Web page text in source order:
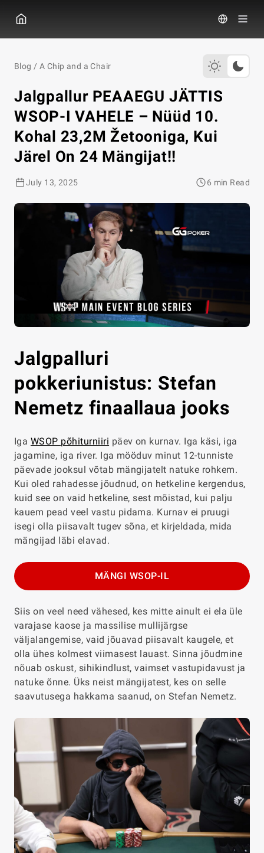
Blog / A Chip and a Chair
Jalgpallur PEAAEGU JÄTTIS
WSOP-I VAHELE – Nüüd 10.
Kohal 23,2M Žetooniga, Kui
Järel On 24 Mängijat!!
July 13, 2025 6 min Read
Jalgpalluri
pokkeriunistus: Stefan
Nemetz finaallaua jooks
Iga WSOP põhiturniiri päev on kurnav. Iga käsi, iga
jagamine, iga river. Iga mööduv minut 12-tunniste
päevade jooksul võtab mängijatelt natuke rohkem.
Kui oled rahadesse jõudnud, on hetkeline kergendus,
kuid see on vaid hetkeline, sest mõistad, kui palju
kauem pead veel vastu pidama. Kurnav ei pruugi
isegi olla piisavalt tugev sõna, et kirjeldada, mida
mängijad läbi elavad.
MÄNGI WSOP-IL
Siis on veel need vähesed, kes mitte ainult ei ela üle
varajase kaose ja massilise mullijärgse
väljalangemise, vaid jõuavad piisavalt kaugele, et
olla ühes kolmest viimasest lauast. Sinna jõudmine
nõuab oskust, sihikindlust, vaimset vastupidavust ja
natuke õnne. Üks neist mängijatest, kes on selle
saavutusega hakkama saanud, on Stefan Nemetz.